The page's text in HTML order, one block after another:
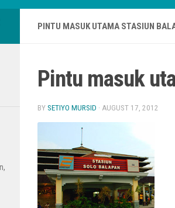
PINTU MASUK UTAMA STASIUN
Pintu masuk
BY SETIYO MURSID · AUGUST 17, 2012